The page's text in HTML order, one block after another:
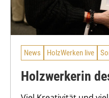
News HolzWerken live
Holzwerkerin